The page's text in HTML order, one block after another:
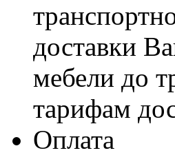
доставки
мебели до
тарифам
Оплата